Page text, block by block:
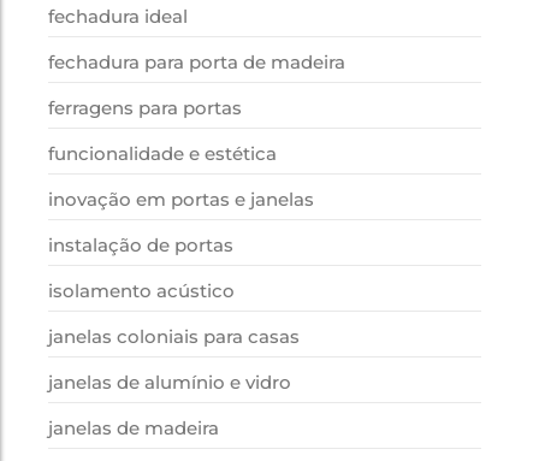
fechadura ideal
fechadura para porta de madeira
ferragens para portas
funcionalidade e estética
inovação em portas e janelas
instalação de portas
isolamento acústico
janelas coloniais para casas
janelas de alumínio e vidro
janelas de madeira